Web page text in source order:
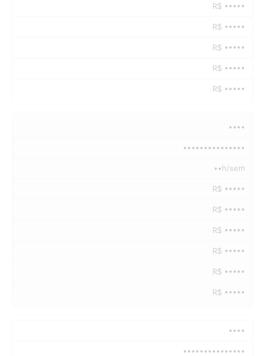
R$ •••••
R$ •••••
R$ •••••
R$ •••••
R$ •••••
••••
•••••••••••••••
••h/sem
R$ •••••
R$ •••••
R$ •••••
R$ •••••
R$ •••••
R$ •••••
••••
•••••••••••••••